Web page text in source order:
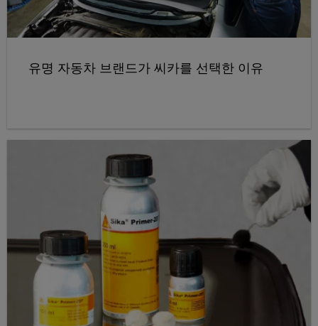
유명 자동차 브랜드가 씨카를 선택한 이유